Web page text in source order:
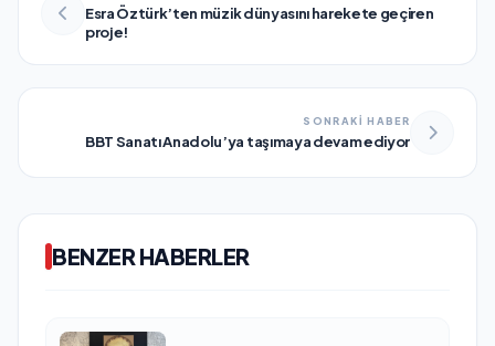
Esra Öztürk’ten müzik dünyasını harekete geçiren
proje!
SONRAKİ HABER
BBT Sanatı Anadolu’ya taşımaya devam ediyor
BENZER HABERLER